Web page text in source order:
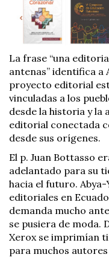
La frase “una
antenas” identifica a
proyecto editorial
vinculadas a los
desde la historia y la
editorial conectada
desde sus orígenes.
El p. Juan Bottasso
adelantado para su
hacia el futuro.
editoriales en
demanda mucho
se pusiera de moda.
Xerox se imprimían
para muchos